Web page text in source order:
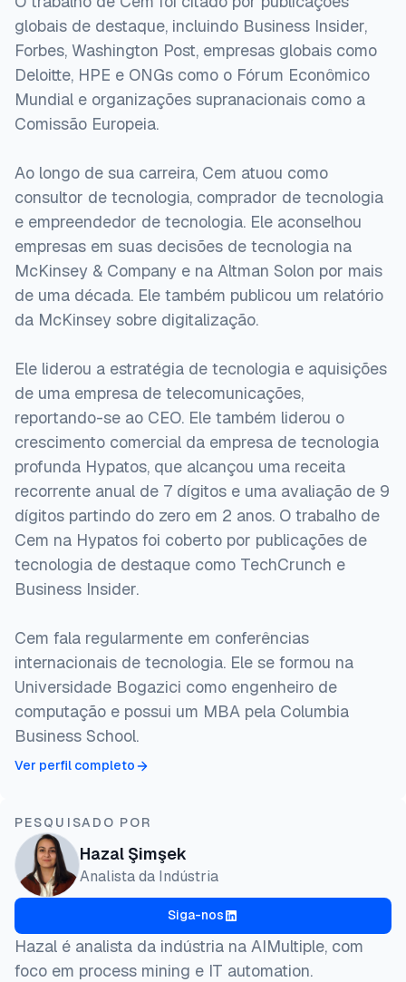
globais de destaque, incluindo Business Insider,
Forbes, Washington Post, empresas globais como
Deloitte, HPE e ONGs como o Fórum Econômico
Mundial e organizações supranacionais como a
Comissão Europeia.
Ao longo de sua carreira, Cem atuou como
consultor de tecnologia, comprador de tecnologia
e empreendedor de tecnologia. Ele aconselhou
empresas em suas decisões de tecnologia na
McKinsey & Company e na Altman Solon por mais
de uma década. Ele também publicou um relatório
da McKinsey sobre digitalização.
Ele liderou a estratégia de tecnologia e aquisições
de uma empresa de telecomunicações,
reportando-se ao CEO. Ele também liderou o
crescimento comercial da empresa de tecnologia
profunda Hypatos, que alcançou uma receita
recorrente anual de 7 dígitos e uma avaliação de 9
dígitos partindo do zero em 2 anos. O trabalho de
Cem na Hypatos foi coberto por publicações de
tecnologia de destaque como TechCrunch e
Business Insider.
Cem fala regularmente em conferências
internacionais de tecnologia. Ele se formou na
Universidade Bogazici como engenheiro de
computação e possui um MBA pela Columbia
Business School.
Ver perfil completo
PESQUISADO POR
Hazal Şimşek
Analista da Indústria
Siga-nos
Hazal é analista da indústria na AIMultiple, com
foco em process mining e IT automation.